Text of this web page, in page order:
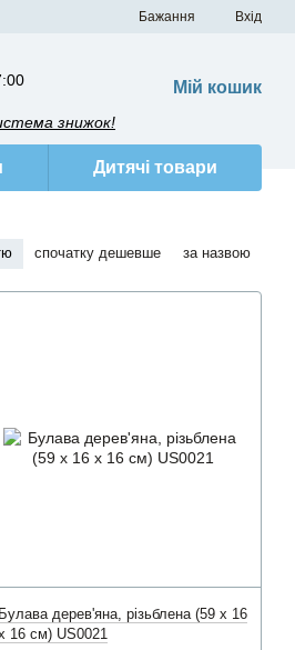
Бажання Вхід
знижок!
Мій кошик
Дитячі товари
спочатку дешевше за назвою
Булава дерев'яна, різьблена (59 x 16
16 см) US0021